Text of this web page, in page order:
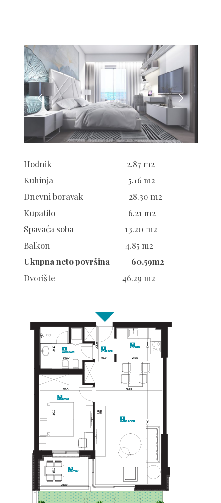
Hodnik 2.87 m2
Kuhinja 5.16 m2
Dnevni boravak 28.30 m2
Kupatilo 6.21 m2
Spavaća soba 13.20 m2
Balkon 4.85 m2
Ukupna neto površina 60.59m2
Dvorište 46.29 m2